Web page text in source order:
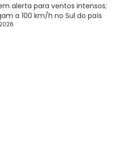
alerta para ventos intensos;
a 100 km/h no Sul do país